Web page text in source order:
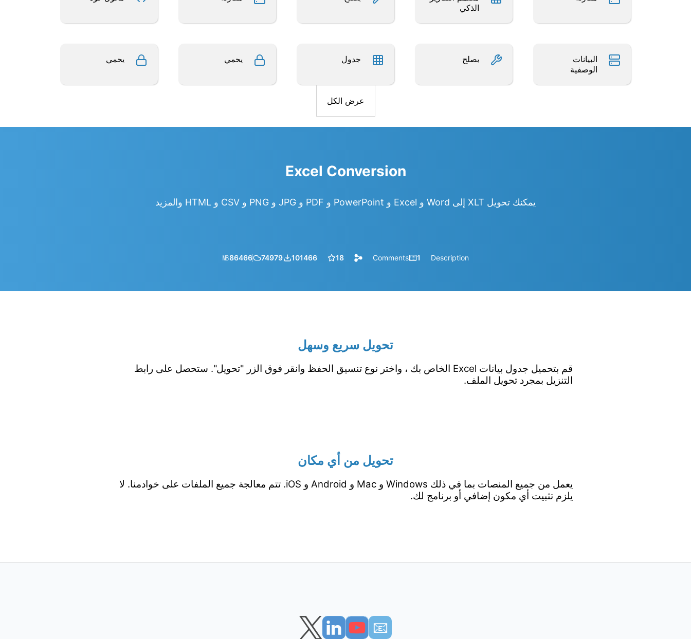
الذكي
البيانات
الوصفية
بصلح جدول يحمي يحمي
عرض الكل
Excel Conversion
يمكنك تحويل XLT إلى Word و Excel و PowerPoint و PDF و JPG و PNG و CSV و HTML والمزيد
Description
1
Comments
18
101466
74979
86466
㎆︎
تحويل سريع وسهل
قم بتحميل جدول بيانات Excel الخاص بك ، واختر نوع تنسيق الحفظ وانقر فوق الزر "تحويل". ستحصل على رابط
التنزيل بمجرد تحويل الملف.
تحويل من أي مكان
يعمل من جميع المنصات بما في ذلك Windows و Mac و Android و iOS. تتم معالجة جميع الملفات على خوادمنا. لا
يلزم تثبيت أي مكون إضافي أو برنامج لك.
📧︎